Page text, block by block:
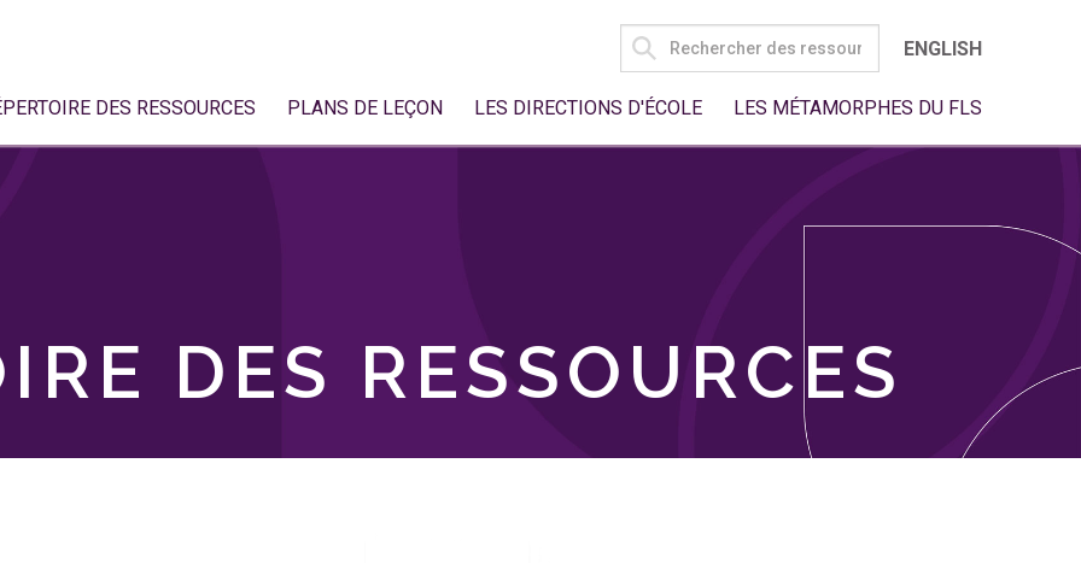
SEARCH
FOR:
ENGLISH
DES RESSOURCES PLANS DE LEÇON LES DIRECTIONS D'ÉCOLE LES MÉTAMORPHES DU FLS
DES RESSOURCES